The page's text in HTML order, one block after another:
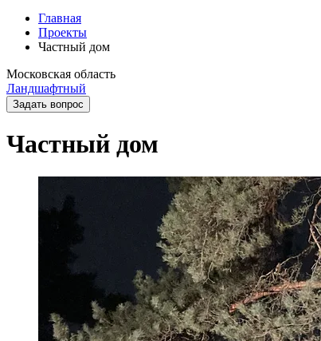
Главная
Проекты
Частный дом
Московская область
Ландшафтный
Задать вопрос
Частный дом